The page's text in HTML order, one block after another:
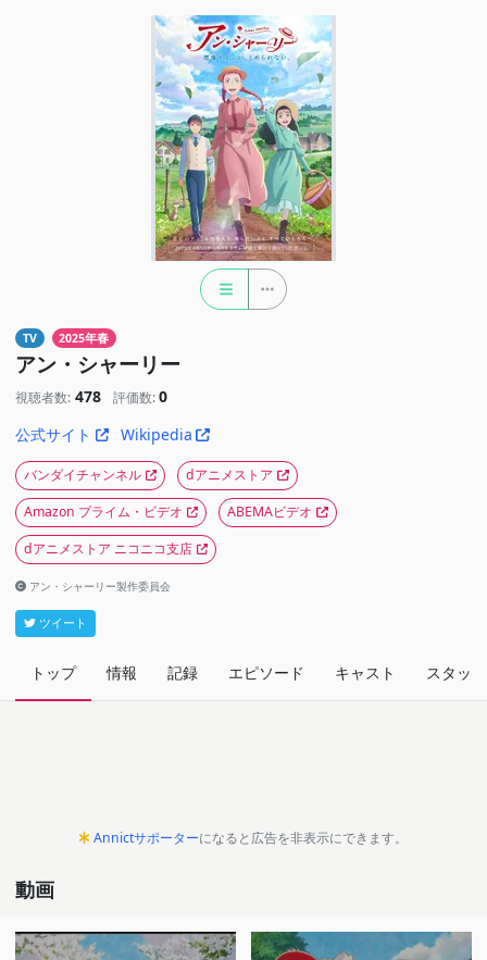
TV 2025年春
アン・シャーリー
視聴者数: 478 評価数: 0
公式サイト
Wikipedia
バンダイチャンネル
dアニメストア
Amazon プライム・ビデオ
ABEMAビデオ
dアニメストア ニコニコ支店
アン・シャーリー製作委員会
ツイート
トップ 情報 記録 エピソード キャスト スタッフ
Annictサポーターになると広告を非表示にできます。
動画